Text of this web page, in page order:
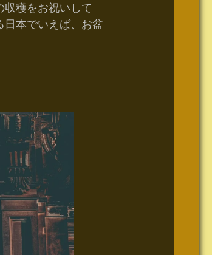
収穫をお祝いして
日本でいえば、お盆